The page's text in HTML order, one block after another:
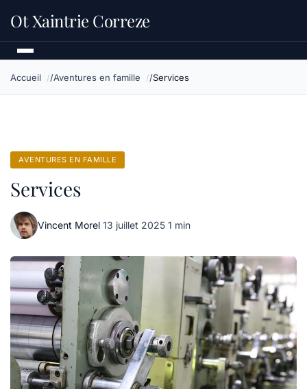
Ot Xaintrie Correze
Accueil Aventures en famille Services
AVENTURES EN FAMILLE
Services
Vincent Morel·13 juillet 2025·1 min